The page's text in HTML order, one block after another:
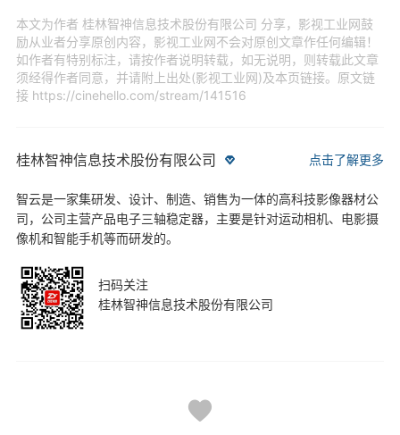
本文为作者 桂林智神信息技术股份有限公司 分享，影视工业网鼓
励从业者分享原创内容，影视工业网不会对原创文章作任何编辑！
如作者有特别标注，请按作者说明转载，如无说明，则转载此文章
须经得作者同意，并请附上出处(影视工业网)及本页链接。原文链
接 https://cinehello.com/stream/141516
桂林智神信息技术股份有限公司 点击了解更多
智云是一家集研发、设计、制造、销售为一体的高科技影像器材公
司，公司主营产品电子三轴稳定器，主要是针对运动相机、电影摄
像机和智能手机等而研发的。
扫码关注
桂林智神信息技术股份有限公司